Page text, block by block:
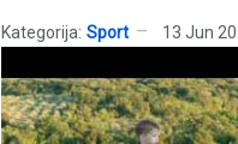
Kategorija: Sport 13 Jun